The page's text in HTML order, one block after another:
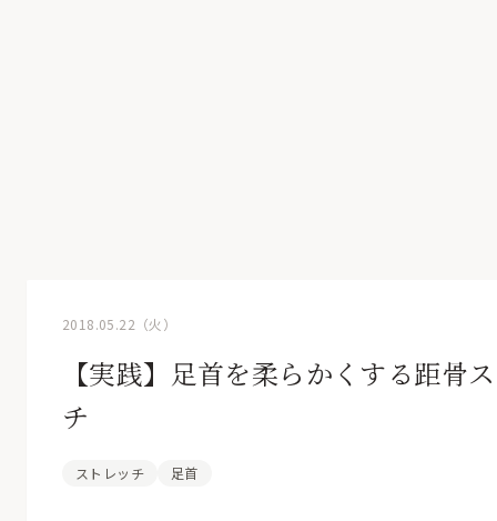
2018.05.22（火）
【実践】足首を柔らかくする距骨
チ
ストレッチ 足首